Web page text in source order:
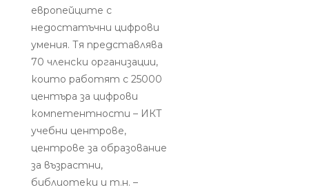
европейците с
недостатъчни цифрови
умения. Тя представлява
70 членски организации,
които работят с 25000
центъра за цифрови
компетентности – ИКТ
учебни центрове,
центрове за образование
за възрастни,
библиотеки и т.н. –